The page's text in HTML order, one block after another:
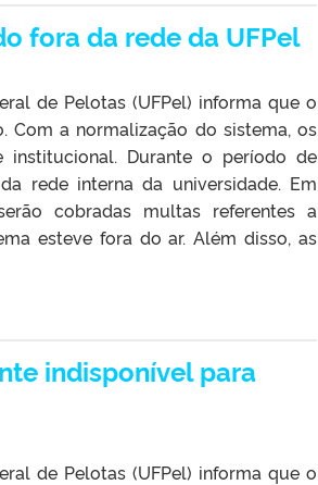
fora da rede da UFPel
de Pelotas (UFPel) informa que o
Com a normalização do sistema, os
Durante o período de
rede interna da universidade. Em
cobradas multas referentes a
esteve fora do ar. Além disso, as
indisponível para
de Pelotas (UFPel) informa que o